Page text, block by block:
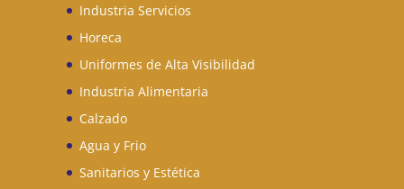
Industria Servicios
Horeca
Uniformes de Alta Visibilidad
Industria Alimentaria
Calzado
Agua y Frio
Sanitarios y Estética